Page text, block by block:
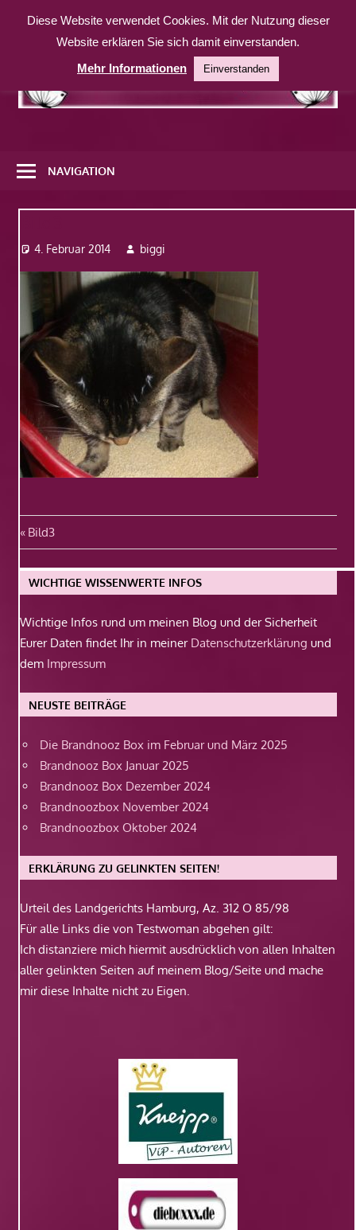
Inhalt
weitere
Website
NAVIGATION
4. Februar 2014 biggi
Beitragsnavigation
Vorheriger
Beitrag:
Bild3
WICHTIGE WISSENWERTE INFOS
Wichtige Infos rund um meinen Blog und der Sicherheit
Eurer Daten findet Ihr in meiner Datenschutzerklärung und
dem Impressum
NEUSTE BEITRÄGE
Die Brandnooz Box im Februar und März 2025
Brandnooz Box Januar 2025
Brandnooz Box Dezember 2024
Brandnoozbox November 2024
Brandnoozbox Oktober 2024
ERKLÄRUNG ZU GELINKTEN SEITEN!
Urteil des Landgerichts Hamburg, Az. 312 O 85/98
Für alle Links die von Testwoman abgehen gilt:
Ich distanziere mich hiermit ausdrücklich von allen Inhalten
aller gelinkten Seiten auf meinem Blog/Seite und mache
mir diese Inhalte nicht zu Eigen.
Diese Website verwendet Cookies. Mit der Nutzung dieser
Website erklären Sie sich damit einverstanden.
Mehr Informationen
Einverstanden